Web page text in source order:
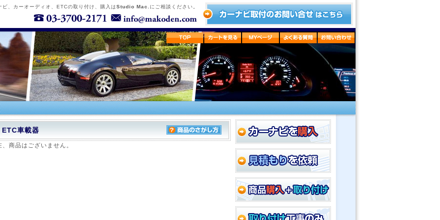
ビ、カーオーディオ、ETCの取り付け、購入はStudio Mac. にご相談ください。
ETC車載器
、商品はございません。